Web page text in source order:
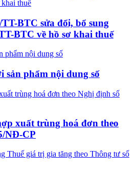
BTC sửa đổi, bổ sung
BTC về hồ sơ khai thuế
sản phẩm nội dung số
xuất trùng hoá đơn theo
NĐ-CP